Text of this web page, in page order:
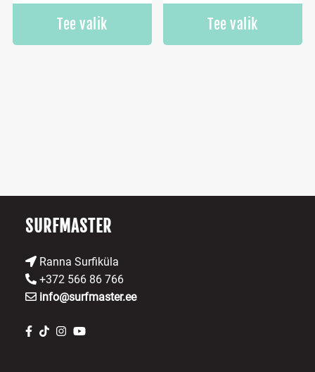
Tee valik Tee valik
SURFMASTER
Ranna Surfiküla
+372 566 86 766
info@surfmaster.ee